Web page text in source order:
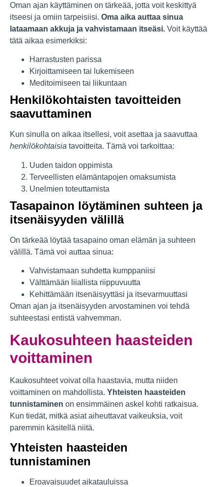
Oman ajan käyttäminen on tärkeää, jotta voit keskittyä
itseesi ja omiin tarpeisiisi. Oma aika auttaa sinua
lataamaan akkuja ja vahvistamaan itseäsi. Voit käyttää
tätä aikaa esimerkiksi:
Harrastusten parissa
Kirjoittamiseen tai lukemiseen
Meditoimiseen tai liikuntaan
Henkilökohtaisten tavoitteiden
saavuttaminen
Kun sinulla on aikaa itsellesi, voit asettaa ja saavuttaa
henkilökohtaisia tavoitteita. Tämä voi tarkoittaa:
Uuden taidon oppimista
Terveellisten elämäntapojen omaksumista
Unelmien toteuttamista
Tasapainon löytäminen suhteen ja
itsenäisyyden välillä
On tärkeää löytää tasapaino oman elämän ja suhteen
välillä. Tämä voi auttaa sinua:
Vahvistamaan suhdetta kumppaniisi
Välttämään liiallista riippuvuutta
Kehittämään itsenäisyyttäsi ja itsevarmuuttasi
Oman ajan ja itsenäisyyden arvostaminen voi tehdä
suhteestasi entistä vahvemman.
Kaukosuhteen haasteiden
voittaminen
Kaukosuhteet voivat olla haastavia, mutta niiden
voittaminen on mahdollista. Yhteisten haasteiden
tunnistaminen on ensimmäinen askel kohti ratkaisua.
Kun tiedät, mitkä asiat aiheuttavat vaikeuksia, voit
paremmin käsitellä niitä.
Yhteisten haasteiden
tunnistaminen
Eroavaisuudet aikatauluissa